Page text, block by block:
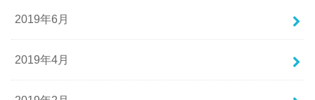
2019年6月
2019年4月